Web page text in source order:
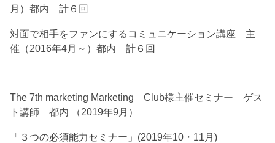
月）都内 計６回
対面で相手をファンにするコミュニケーション講座 主
催（2016年4月～）都内 計６回
The 7th marketing Marketing Club様主催セミナー ゲス
ト講師 都内 （2019年9月）
「３つの必須能力セミナー」(2019年10・11月)